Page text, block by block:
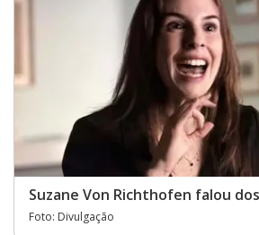
Suzane Von Richthofen falou
Foto: Divulgação